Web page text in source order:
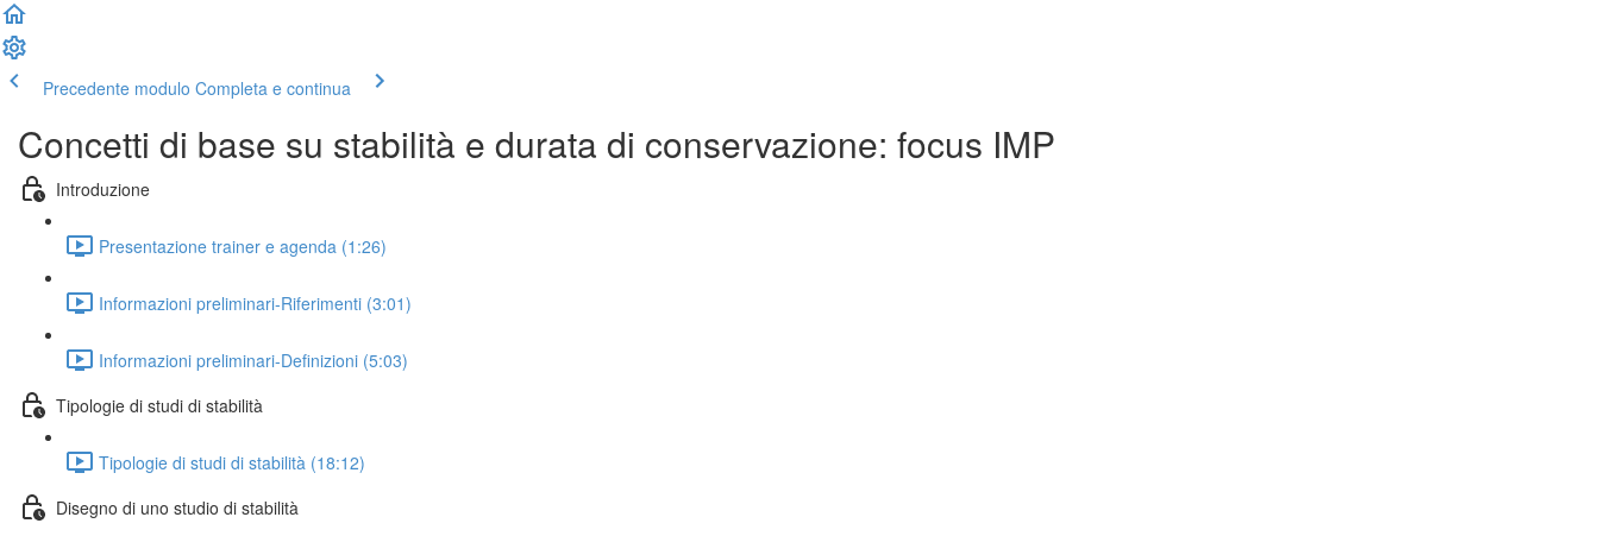
Precedente modulo Completa e continua
Concetti di base su stabilità e durata di conservazione: focus IMP
Introduzione
Presentazione trainer e agenda (1:26)
Informazioni preliminari-Riferimenti (3:01)
Informazioni preliminari-Definizioni (5:03)
Tipologie di studi di stabilità
Tipologie di studi di stabilità (18:12)
Disegno di uno studio di stabilità